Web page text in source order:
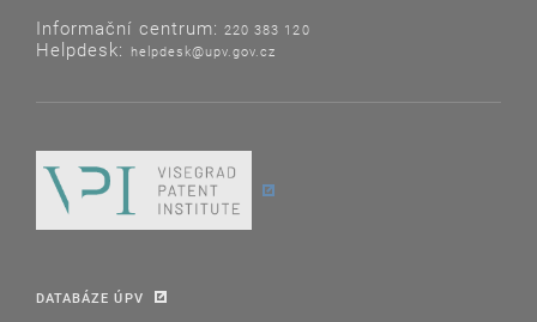
Informační centrum: 220 383 120
Helpdesk: helpdesk@upv.gov.cz
DATABÁZE ÚPV